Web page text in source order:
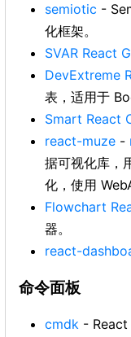
semiotic -
化框架。
SVAR React
DevExtreme
表，适用于
Smart React
react-muze -
据可视化库，
化，使用
Flowchart
器。
react-
命令面板
cmdk - React